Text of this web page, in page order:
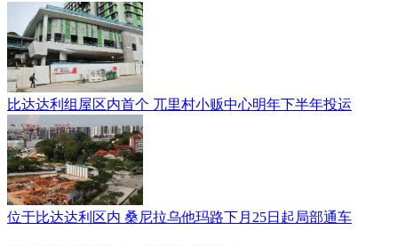
比达达利组屋区内首个 兀里村小贩中心明年下半年投运
位于比达达利区内 桑尼拉乌他玛路下月25日起局部通车